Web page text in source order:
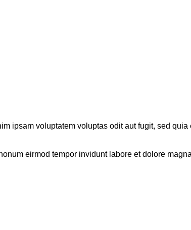
ipsam voluptatem voluptas odit aut fugit, sed
eirmod tempor invidunt labore et dolore